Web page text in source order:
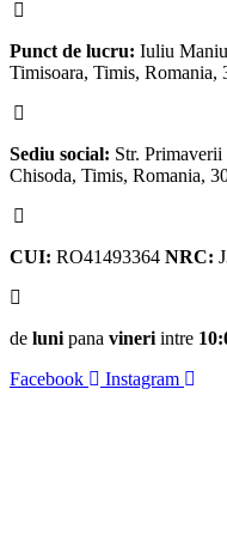
Punct de lucru: Iuliu
Timisoara, Timis, Romania,
Sediu social: Str. Primaverii
Chisoda, Timis, Romania,
CUI: RO41493364 NRC:
de luni pana vineri intre
Facebook
Instagram